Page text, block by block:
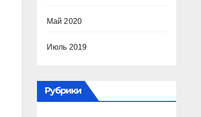
Май 2020
Июль 2019
Рубрики